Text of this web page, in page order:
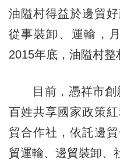
油隘村得益於邊貿
從事裝卸、運輸，
2015年底，油隘村整
目前，憑祥市創
百姓共享國家政策
貿合作社，依託邊
貿運輸、邊貿裝卸、